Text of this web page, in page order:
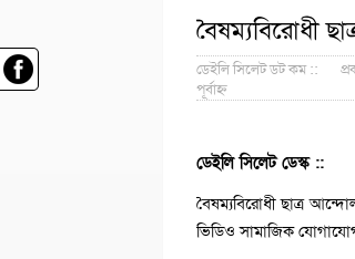
বৈষম্যবিরোধী
ডেইলি সিলেট ডট কম ::
পূর্বাহ্ন
ডেইলি সিলেট ডেস্ক ::
বৈষম্যবিরোধী ছাত্র
ভিডিও সামাজিক